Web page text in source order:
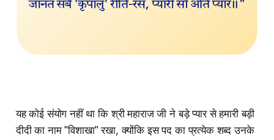
यह कोई संयोग नहीं था कि श्री महाराज जी ने बड़े प्यार से हमारी बड़ी
दीदी का नाम "विशाखा" रखा, क्योंकि इस पद का प्रत्येक शब्द उनके